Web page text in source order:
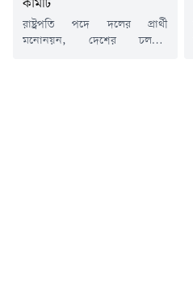
কমিটি
রাষ্ট্রপতি পদে দলের প্রার্থী
মনোনয়ন, দেশের চলমান